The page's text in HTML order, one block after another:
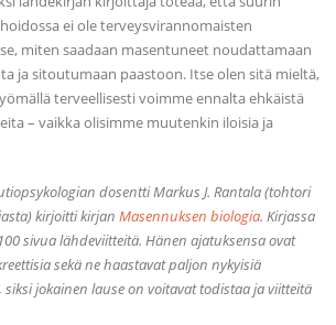
ei ole terveysvirannomaisten
miten saadaan masentuneet noudattamaan
ja sitoutumaan paastoon. Itse olen sitä mieltä,
terveellisesti voimme ennalta ehkäistä
– vaikka olisimme muutenkin iloisia ja
dosentti Markus J. Rantala (tohtori
kirjoitti kirjanMasennuksen biologia. Kirjassa
sivua lähdeviitteitä. Hänen ajatuksensa ovat
sekä ne haastavat paljon nykyisiä
siksi jokainen lause on voitavat todistaa ja viitteitä